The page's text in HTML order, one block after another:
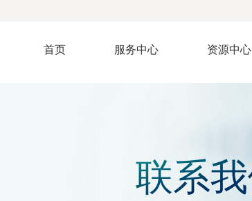
首页 服务中心 资源中心
联系